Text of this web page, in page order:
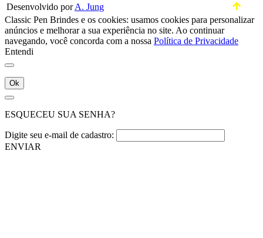
Desenvolvido porA. Jung
Classic Pen Brindes e os cookies: usamos cookies para personalizar
anúncios e melhorar a sua experiência no site. Ao continuar
navegando, você concorda com a nossa Política de Privacidade
Entendi
Ok
ESQUECEU SUA SENHA?
Digite seu e-mail de cadastro:
ENVIAR